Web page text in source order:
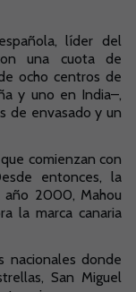
líder del
una cuota de
ocho centros de
y uno en India–,
de envasado y un
comienzan con
entonces, la
año 2000, Mahou
la marca canaria
nacionales donde
San Miguel